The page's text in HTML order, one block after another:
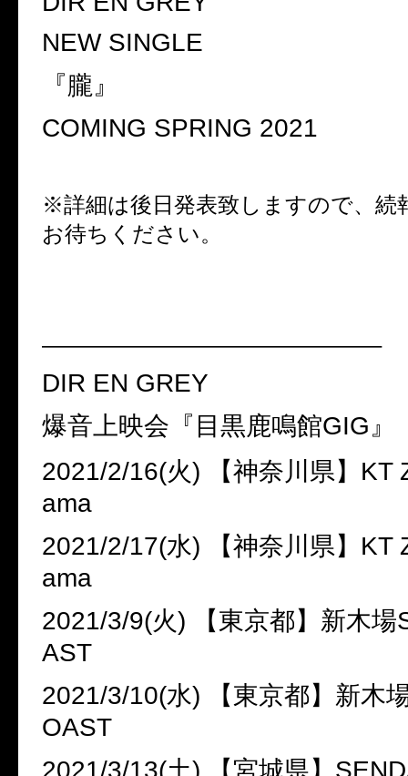
NEW SINGLE
『朧』
COMING SPRING 2021
※詳細は後日発表致しますので、続
お待ちください。
———————————————–
DIR EN GREY
爆音上映会『目黒鹿鳴館GIG 』
2021/2/16(火) 【神奈川県】 KT
ama
2021/2/17(水) 【神奈川県】 KT
ama
2021/3/9(火) 【東京都】新木場
AST
2021/3/10(水)
【東京都】新木
OAST
2021/3/13(土) 【宮城県】